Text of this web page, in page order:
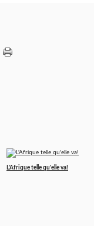
L'Afrique telle qu'elle va!